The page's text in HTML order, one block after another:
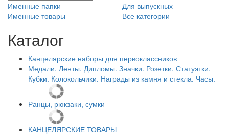
Именные папки
Для выпускных
Именные товары
Все категории
Каталог
Канцелярские наборы для первоклассников
Медали. Ленты. Дипломы. Значки. Розетки. Статуэтки.
Кубки. Колокольчики. Награды из камня и стекла. Часы.
Ранцы, рюкзаки, сумки
КАНЦЕЛЯРСКИЕ ТОВАРЫ